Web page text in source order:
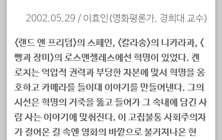
2002.05.29 / 이효인(영화평론가, 경희대 교수)
<랜드 앤 프리덤>의 스페인, <칼라송>의 니카라과, <
빵과 장미>의 로스앤젤레스에선 혁명이 있었다. 켄
로치는 억압적 권력과 부당한 자본에 맞서 혁명을 옹
호하고 카메라를 들이대 이야기를 만들어낸다. 그의
시선은 혁명의 거죽을 뚫고 들어가 그 속내에 담긴 사
람 사는 이야기에 맞춰진다. 이 고집불통 사회주의자
가 걸어온 길 속엔 영화의 바깥으로 불거져나온 현